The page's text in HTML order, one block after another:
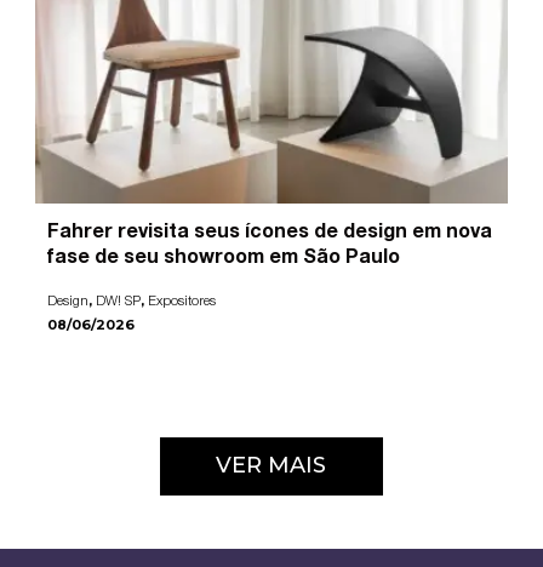
Fahrer revisita seus ícones de design em nova
fase de seu showroom em São Paulo
Design, DW! SP, Expositores
08/06/2026
VER MAIS